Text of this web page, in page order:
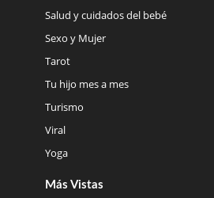
Salud y cuidados del bebé
Sexo y Mujer
Tarot
Tu hijo mes a mes
Turismo
Viral
Yoga
Más Vistas